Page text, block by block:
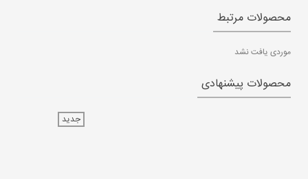
محصولات مرتبط
موردی یافت نشد
محصولات پیشنهادی
جدید